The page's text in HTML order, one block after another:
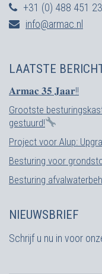
+31 (0) 488 451
info@armac.nl
LAATSTE
𝐀𝐫𝐦𝐚𝐜 𝟑𝟓 𝐉𝐚𝐚𝐫!!
Grootste
gestuurd!
Project voor Alup:
Besturing voor
Besturing
NIEUWSBRIEF
Schrijf u nu in voor